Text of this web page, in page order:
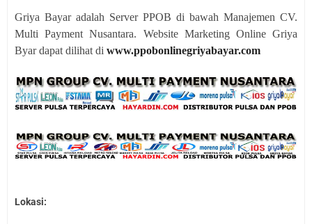
Griya Bayar adalah Server PPOB di bawah Manajemen CV.
Multi Payment Nusantara. Website Marketing Online Griya
Byar dapat dilihat di www.ppobonlinegriyabayar.com
Lokasi: